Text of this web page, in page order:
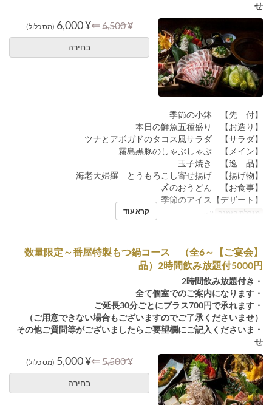
せ
¥ 6,500
⇐
¥ 6,000 (מס כלול)
בחירה
【先 付】 季節の小鉢
【お造り】 本日の鮮魚五種盛り
【サラダ】 ツナとアボガドのタコス風サラダ
【メイン】 霧島黒豚のしゃぶしゃぶ
【逸 品】 玉子焼き
【揚げ物】 海老天婦羅 とうもろこし寄せ揚げ
【お食事】 〆のおうどん
【デザート】季節のアイス
מגבלת הזמנה קרא עוד
【ご宴会】～数量限定～番屋特製もつ鍋コース （全6
品）2時間飲み放題付5000円
・2時間飲み放題付き
・全て個室でのご案内になります
・ご延長30分ごとにプラス700円で承れます
（ご用意できない場合もございますのでご了承くださいませ）
・その他ご質問等がございましたらご要望欄にご記入くださいま
せ
¥ 5,500
⇐
¥ 5,000 (מס כלול)
בחירה